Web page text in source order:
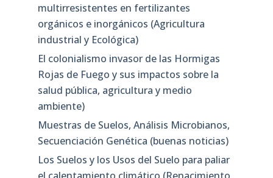
multirresistentes en fertilizantes
orgánicos e inorgánicos (Agricultura
industrial y Ecológica)
El colonialismo invasor de las Hormigas
Rojas de Fuego y sus impactos sobre la
salud pública, agricultura y medio
ambiente)
Muestras de Suelos, Análisis Microbianos,
Secuenciación Genética (buenas noticias)
Los Suelos y los Usos del Suelo para paliar
el calentamiento climático (Renacimiento